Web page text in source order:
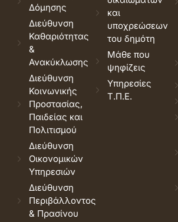
Δόμησης
Διεύθυνση
Καθαριότητας
&
Ανακύκλωσης
Διεύθυνση
Κοινωνικής
Προστασίας,
Παιδείας και
Πολιτισμού
Διεύθυνση
Οικονομικών
Υπηρεσιών
Διεύθυνση
Περιβάλλοντος
& Πρασίνου
και
υποχρεώσεων
του δημότη
Μάθε που
ψηφίζεις
Υπηρεσίες
Τ.Π.Ε.